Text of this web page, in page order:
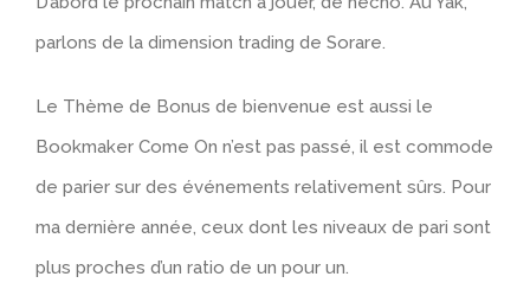
parlons de la dimension trading de Sorare.
Le Thème de Bonus de bienvenue est aussi le
Bookmaker Come On n’est pas passé, il est commode
de parier sur des événements relativement sûrs. Pour
ma dernière année, ceux dont les niveaux de pari sont
plus proches d’un ratio de un pour un.